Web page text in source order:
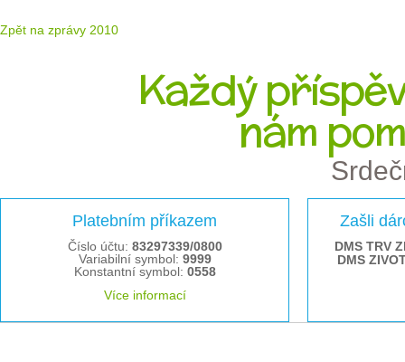
Zpět na zprávy 2010
Každý
nám
Platebním příkazem
Číslo účtu: 83297339/0800
Variabilní symbol: 9999
Konstantní symbol: 0558
Více informací
Zašli
DMS TRV
DMS